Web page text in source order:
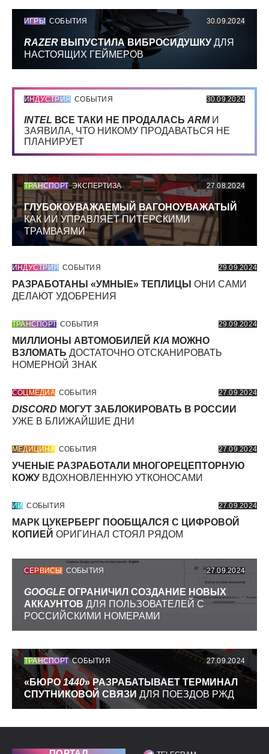
ИГРЫ СОБЫТИЯ 30.09.2024
RAZER ВЫПУСТИЛА ВИБРОСИДУШКУ ДЛЯ
НАСТОЯЩИХ ГЕЙМЕРОВ
ИНДУСТРИЯ СОБЫТИЯ 30.09.2024
INTEL ВСЕ ТАКИ НЕ ПРОДАЛАСЬ ARMИ
ЗАЯВИЛА, ЧТО НИКОМУ ПРОДАВАТЬСЯ НЕ
ПЛАНИРУЕТ
ТРАНСПОРТ ЭКСПЕРТИЗА 27.08.2024
ГЛУБОКОУВАЖАЕМЫЙ ВАГОНОУВАЖАТЫЙ
КАК ИИ УПРАВЛЯЕТ ПИТЕРСКИМИ
ТРАМВАЯМИ
ИНДУСТРИЯ СОБЫТИЯ 29.09.2024
РАЗРАБОТАНЫ «УМНЫЕ» ТЕПЛИЦЫ ОНИ САМИ
ДЕЛАЮТ УДОБРЕНИЯ
ТРАНСПОРТ СОБЫТИЯ 29.09.2024
МИЛЛИОНЫ АВТОМОБИЛЕЙ KIA МОЖНО
ВЗЛОМАТЬ ДОСТАТОЧНО ОТСКАНИРОВАТЬ
НОМЕРНОЙ ЗНАК
СОЦМЕДИА СОБЫТИЯ 27.09.2024
DISCORD МОГУТ ЗАБЛОКИРОВАТЬ В РОССИИ
УЖЕ В БЛИЖАЙШИЕ ДНИ
МЕДИЦИНА СОБЫТИЯ 27.09.2024
УЧЕНЫЕ РАЗРАБОТАЛИ МНОГОРЕЦЕПТОРНУЮ
КОЖУ ВДОХНОВЛЕННУЮ УТКОНОСАМИ
ИИ СОБЫТИЯ 27.09.2024
МАРК ЦУКЕРБЕРГ ПООБЩАЛСЯ С ЦИФРОВОЙ
КОПИЕЙ ОРИГИНАЛ СТОЯЛ РЯДОМ
СЕРВИСЫ СОБЫТИЯ 27.09.2024
GOOGLE ОГРАНИЧИЛ СОЗДАНИЕ НОВЫХ
АККАУНТОВ ДЛЯ ПОЛЬЗОВАТЕЛЕЙ С
РОССИЙСКИМИ НОМЕРАМИ
ТРАНСПОРТ СОБЫТИЯ 27.09.2024
«БЮРО1440» РАЗРАБАТЫВАЕТ ТЕРМИНАЛ
СПУТНИКОВОЙ СВЯЗИ ДЛЯ ПОЕЗДОВ РЖД